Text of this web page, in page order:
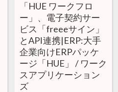
「HUE ワークフロ
ー」、電子契約サー
ビス「freeeサイン」
とAPI連携|ERP:大手
企業向けERPパッケ
ージ「HUE」 / ワーク
スアプリケーション
ズ